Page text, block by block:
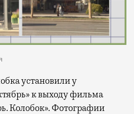
к выходу фильма
Колобок». Фотографии